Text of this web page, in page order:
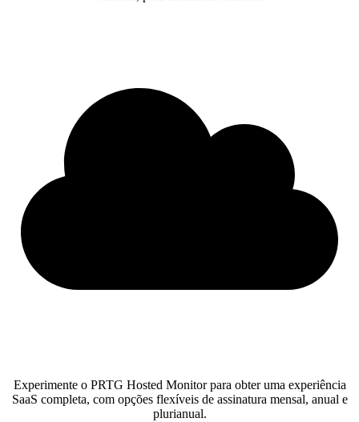
Experimente o PRTG Hosted Monitor para obter uma experiência
SaaS completa, com opções flexíveis de assinatura mensal, anual e
plurianual.